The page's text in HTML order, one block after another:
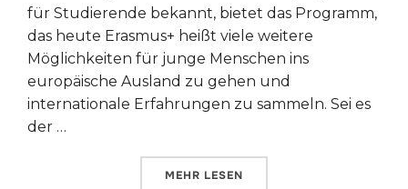
für Studierende bekannt, bietet das Programm,
das heute Erasmus+ heißt viele weitere
Möglichkeiten für junge Menschen ins
europäische Ausland zu gehen und
internationale Erfahrungen zu sammeln. Sei es
der …
MEHR ÜBER „30 JAHRE ERASMUS“
LESEN